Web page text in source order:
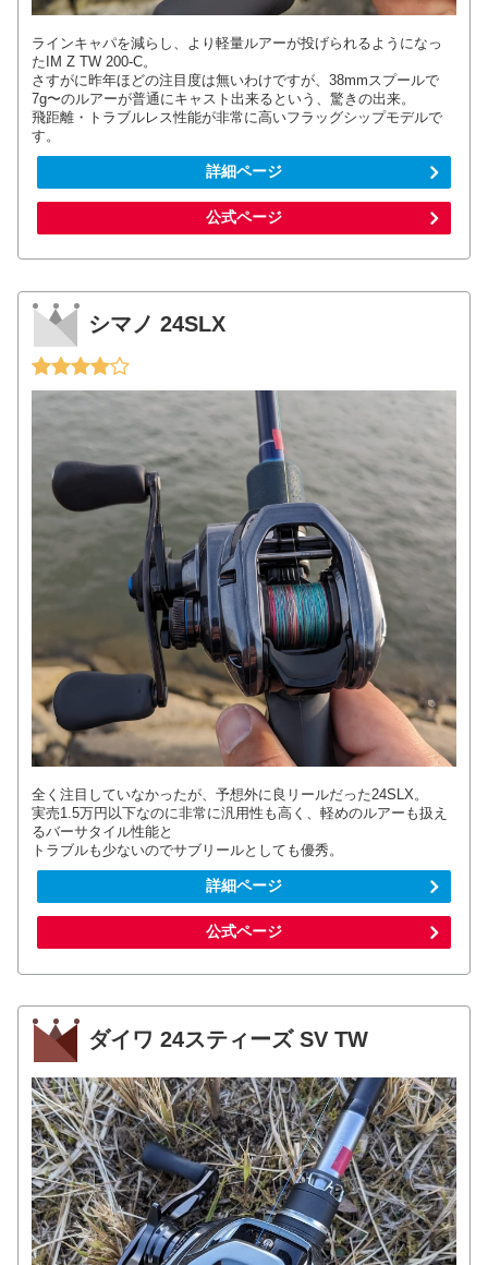
ラインキャパを減らし、より軽量ルアーが投げられるようになっ
たIM Z TW 200-C。
さすがに昨年ほどの注目度は無いわけですが、38mmスプールで
7g〜のルアーが普通にキャスト出来るという、驚きの出来。
飛距離・トラブルレス性能が非常に高いフラッグシップモデルで
す。
詳細ページ
公式ページ
シマノ 24SLX
全く注目していなかったが、予想外に良リールだった24SLX。
実売1.5万円以下なのに非常に汎用性も高く、軽めのルアーも扱え
るバーサタイル性能と
トラブルも少ないのでサブリールとしても優秀。
詳細ページ
公式ページ
ダイワ 24スティーズ SV TW